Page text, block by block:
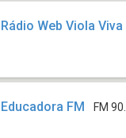
Rádio Web Viola Viva
Educadora FM FM